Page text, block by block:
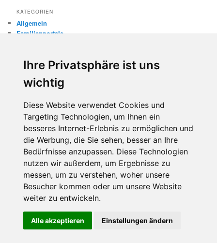
Ihre Privatsphäre ist uns
wichtig
Diese Website verwendet Cookies und
Targeting Technologien, um Ihnen ein
besseres Internet-Erlebnis zu ermöglichen und
die Werbung, die Sie sehen, besser an Ihre
Bedürfnisse anzupassen. Diese Technologien
nutzen wir außerdem, um Ergebnisse zu
messen, um zu verstehen, woher unsere
Besucher kommen oder um unsere Website
weiter zu entwickeln.
Alle akzeptieren Einstellungen ändern
KATEGORIEN
Allgemein
Familienportale
Internetsicherheit
Missbrauch
META
Anmelden
Eintrags-Feed
Kommentar-Feed
WordPress.org
Stolz präsentiert von WordPress
nutzt, gehen wir von deinem Einverständnis aus.